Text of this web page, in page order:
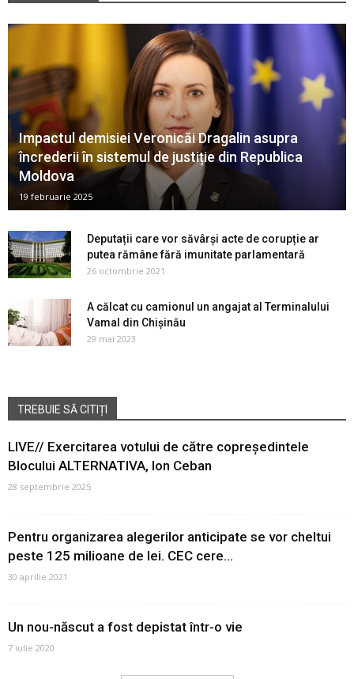
Impactul demisiei Veronicăi Dragalin asupra
încrederii în sistemul de justiție din Republica
Moldova
19 februarie 2025
Deputații care vor săvârși acte de corupție ar
putea rămâne fără imunitate parlamentară
26 octombrie 2021
A călcat cu camionul un angajat al Terminalului
Vamal din Chișinău
29 mai 2023
TREBUIE SĂ CITIȚI
LIVE// Exercitarea votului de către copreședintele
Blocului ALTERNATIVA, Ion Ceban
28 septembrie 2025
Pentru organizarea alegerilor anticipate se vor cheltui
peste 125 milioane de lei. CEC cere...
30 aprilie 2021
Un nou-născut a fost depistat într-o vie
7 iulie 2020